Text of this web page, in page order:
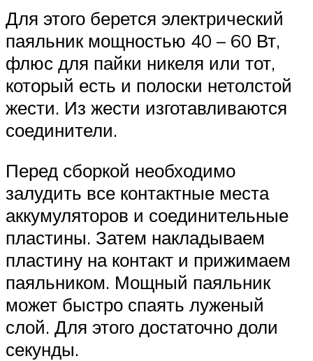
Для этого берется электрический
паяльник мощностью 40 – 60 Вт,
флюс для пайки никеля или тот,
который есть и полоски нетолстой
жести. Из жести изготавливаются
соединители.
Перед сборкой необходимо
залудить все контактные места
аккумуляторов и соединительные
пластины. Затем накладываем
пластину на контакт и прижимаем
паяльником. Мощный паяльник
может быстро спаять луженый
слой. Для этого достаточно доли
секунды.